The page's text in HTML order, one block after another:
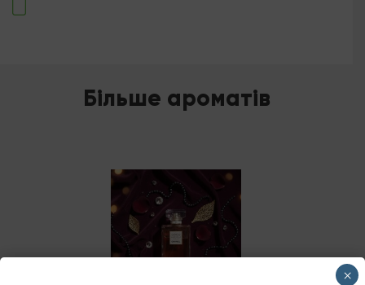
Більше ароматів
×